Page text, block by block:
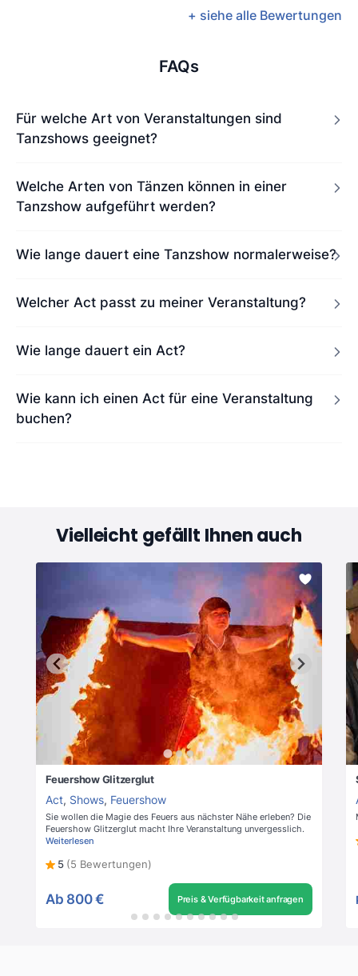
+ siehe alle Bewertungen
FAQs
Für welche Art von Veranstaltungen sind
Tanzshows geeignet?
Welche Arten von Tänzen können in einer
Tanzshow aufgeführt werden?
Wie lange dauert eine Tanzshow normalerweise?
Welcher Act passt zu meiner Veranstaltung?
Wie lange dauert ein Act?
Wie kann ich einen Act für eine Veranstaltung
buchen?
Vielleicht gefällt Ihnen auch
Feuershow Glitzerglut
Act, Shows, Feuershow
Sie wollen die Magie des Feuers aus nächster Nähe erleben? Die
Feuershow Glitzerglut macht Ihre Veranstaltung unvergesslich.
Weiterlesen
5 (5 Bewertungen)
Ab 800 € Preis & Verfügbarkeit anfragen